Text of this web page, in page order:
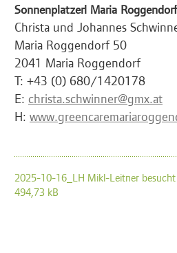
Sonnenplatzerl Maria Roggendorf
Christa und Johannes
Maria Roggendorf 50
2041 Maria Roggendorf
T: +43 (0) 680/1420178
E: christa.schwinner@gmx.at
H:
2025-10-16_LH Mikl-Leitner
494,73 kB